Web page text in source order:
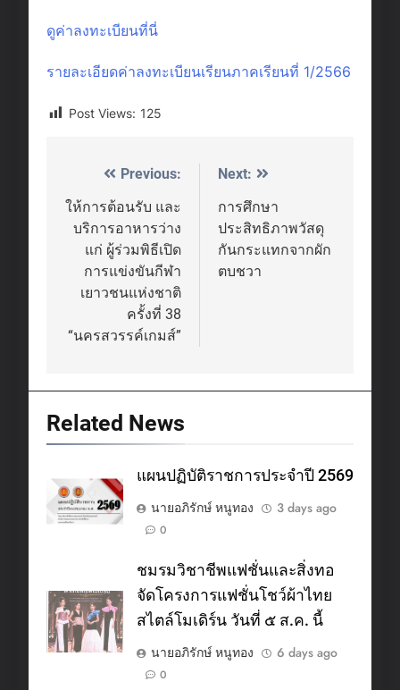
ดูค่าลงทะเบียนที่นี่
รายละเอียดค่าลงทะเบียนเรียนภาคเรียนที่ 1/2566
Post Views: 125
Post
navigation
Previous:
ให้การต้อนรับ และ
บริการอาหารว่าง
แก่ ผู้ร่วมพิธีเปิด
การแข่งขันกีฬา
เยาวชนแห่งชาติ
ครั้งที่ 38
“นครสวรรค์เกมส์”
Next:
การศึกษา
ประสิทธิภาพวัสดุ
กันกระแทกจากผัก
ตบชวา
Related News
แผนปฏิบัติราชการประจำปี 2569
นายอภิรักษ์ หนูทอง
3 days ago
0
ชมรมวิชาชีพแฟชั่นและสิ่งทอ
จัดโครงการแฟชั่นโชว์ผ้าไทย
สไตล์โมเดิร์น วันที่ ๕ ส.ค. นี้
นายอภิรักษ์ หนูทอง
6 days ago
0